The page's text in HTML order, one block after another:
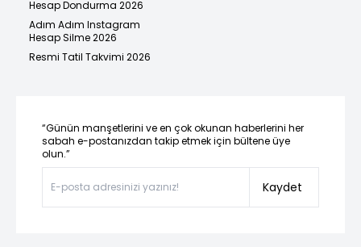
Hesap Dondurma 2026
Adım Adım Instagram
Hesap Silme 2026
Resmi Tatil Takvimi 2026
“Günün manşetlerini ve en çok okunan haberlerini her
sabah e-postanızdan takip etmek için bültene üye
olun.”
Kaydet